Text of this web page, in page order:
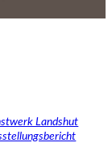
Landshut